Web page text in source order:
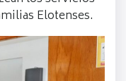
Elotenses.